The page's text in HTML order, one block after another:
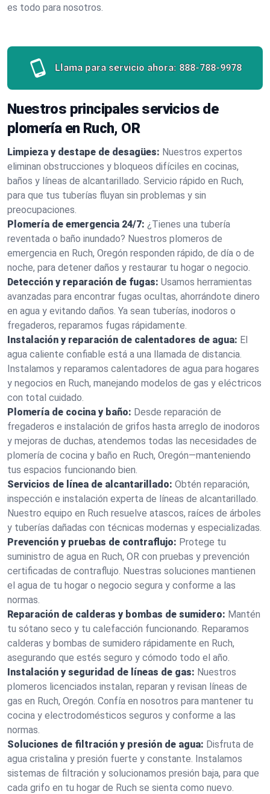
es todo para nosotros.
Llama para servicio ahora: 888-788-9978
Nuestros principales servicios de
plomería en Ruch, OR
Limpieza y destape de desagües: Nuestros expertos
eliminan obstrucciones y bloqueos difíciles en cocinas,
baños y líneas de alcantarillado. Servicio rápido en Ruch,
para que tus tuberías fluyan sin problemas y sin
preocupaciones.
Plomería de emergencia 24/7: ¿Tienes una tubería
reventada o baño inundado? Nuestros plomeros de
emergencia en Ruch, Oregón responden rápido, de día o de
noche, para detener daños y restaurar tu hogar o negocio.
Detección y reparación de fugas: Usamos herramientas
avanzadas para encontrar fugas ocultas, ahorrándote dinero
en agua y evitando daños. Ya sean tuberías, inodoros o
fregaderos, reparamos fugas rápidamente.
Instalación y reparación de calentadores de agua: El
agua caliente confiable está a una llamada de distancia.
Instalamos y reparamos calentadores de agua para hogares
y negocios en Ruch, manejando modelos de gas y eléctricos
con total cuidado.
Plomería de cocina y baño: Desde reparación de
fregaderos e instalación de grifos hasta arreglo de inodoros
y mejoras de duchas, atendemos todas las necesidades de
plomería de cocina y baño en Ruch, Oregón—manteniendo
tus espacios funcionando bien.
Servicios de línea de alcantarillado: Obtén reparación,
inspección e instalación experta de líneas de alcantarillado.
Nuestro equipo en Ruch resuelve atascos, raíces de árboles
y tuberías dañadas con técnicas modernas y especializadas.
Prevención y pruebas de contraflujo: Protege tu
suministro de agua en Ruch, OR con pruebas y prevención
certificadas de contraflujo. Nuestras soluciones mantienen
el agua de tu hogar o negocio segura y conforme a las
normas.
Reparación de calderas y bombas de sumidero: Mantén
tu sótano seco y tu calefacción funcionando. Reparamos
calderas y bombas de sumidero rápidamente en Ruch,
asegurando que estés seguro y cómodo todo el año.
Instalación y seguridad de líneas de gas: Nuestros
plomeros licenciados instalan, reparan y revisan líneas de
gas en Ruch, Oregón. Confía en nosotros para mantener tu
cocina y electrodomésticos seguros y conforme a las
normas.
Soluciones de filtración y presión de agua: Disfruta de
agua cristalina y presión fuerte y constante. Instalamos
sistemas de filtración y solucionamos presión baja, para que
cada grifo en tu hogar de Ruch se sienta como nuevo.